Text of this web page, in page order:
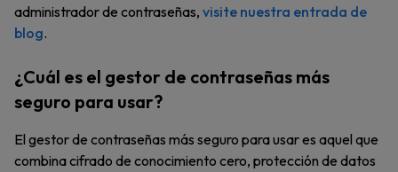
administrador de contraseñas, visite nuestra entrada de
blog.
¿Cuál es el gestor de contraseñas más
seguro para usar?
El gestor de contraseñas más seguro para usar es aquel que
combina cifrado de conocimiento cero, protección de datos